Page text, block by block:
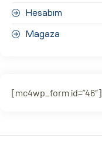
Hesabım
Magaza
[mc4wp_form id=”46″]